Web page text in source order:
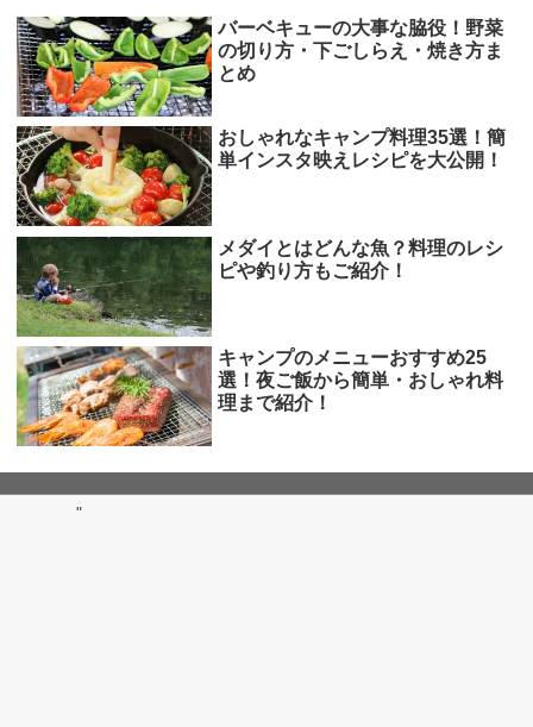
バーベキューの大事な脇役！野菜
の切り方・下ごしらえ・焼き方ま
とめ
おしゃれなキャンプ料理35選！簡
単インスタ映えレシピを大公開！
メダイとはどんな魚？料理のレシ
ピや釣り方もご紹介！
キャンプのメニューおすすめ25
選！夜ご飯から簡単・おしゃれ料
理まで紹介！
"